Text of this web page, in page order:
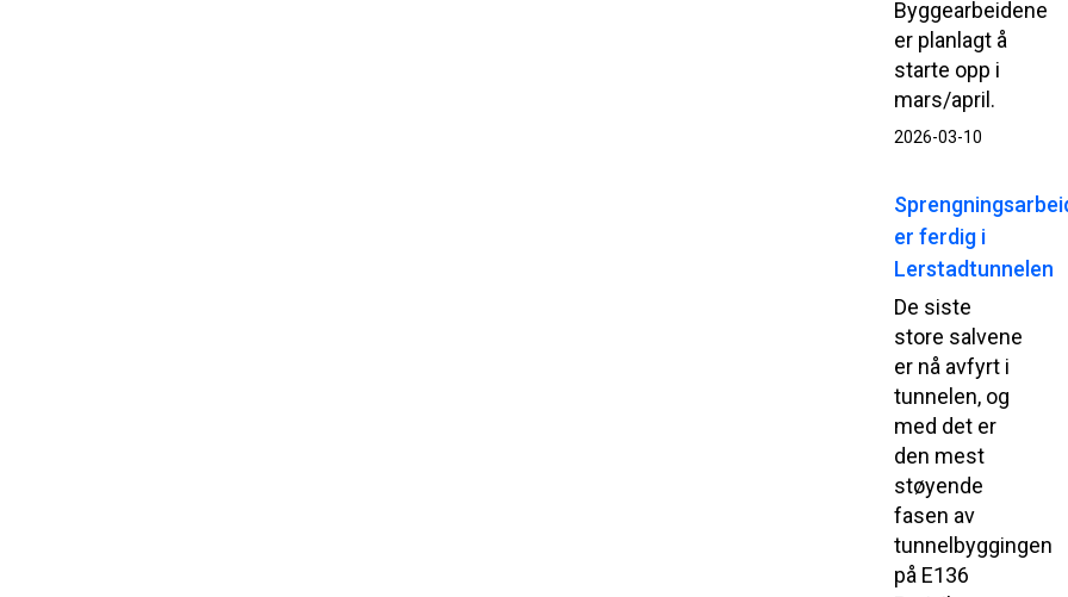
Byggearbeidene
er planlagt å
starte opp i
mars/april.
2026-03-10
er ferdig i
Lerstadtunnelen
De siste
store salvene
er nå avfyrt i
tunnelen, og
med det er
den mest
støyende
fasen av
tunnelbyggingen
på E136